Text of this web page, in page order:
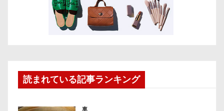
読まれている記事ランキング